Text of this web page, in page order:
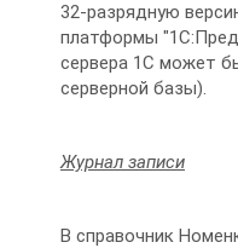
32-разрядную
платформы
сервера 1С может
серверной базы).
Журнал записи
В справочник